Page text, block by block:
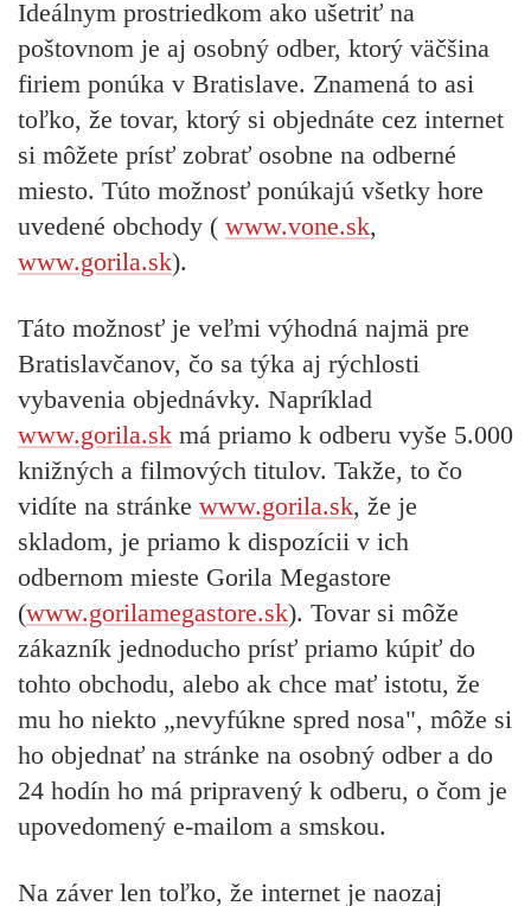
Ideálnym prostriedkom ako ušetriť na
poštovnom je aj osobný odber, ktorý väčšina
firiem ponúka v Bratislave. Znamená to asi
toľko, že tovar, ktorý si objednáte cez internet
si môžete prísť zobrať osobne na odberné
miesto. Túto možnosť ponúkajú všetky hore
uvedené obchody ( www.vone.sk,
www.gorila.sk).
Táto možnosť je veľmi výhodná najmä pre
Bratislavčanov, čo sa týka aj rýchlosti
vybavenia objednávky. Napríklad
www.gorila.sk má priamo k odberu vyše 5.000
knižných a filmových titulov. Takže, to čo
vidíte na stránke www.gorila.sk, že je
skladom, je priamo k dispozícii v ich
odbernom mieste Gorila Megastore
(www.gorilamegastore.sk). Tovar si môže
zákazník jednoducho prísť priamo kúpiť do
tohto obchodu, alebo ak chce mať istotu, že
mu ho niekto „nevyfúkne spred nosa", môže si
ho objednať na stránke na osobný odber a do
24 hodín ho má pripravený k odberu, o čom je
upovedomený e-mailom a smskou.
Na záver len toľko, že internet je naozaj